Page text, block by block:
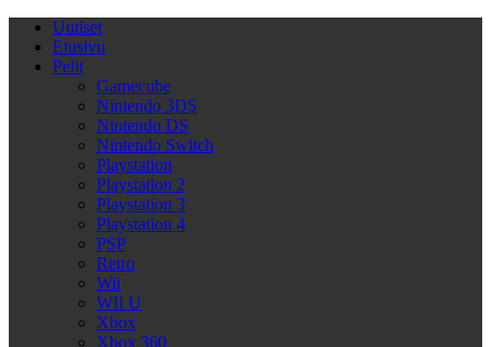
Uutiset
Etusivu
Pelit
Gamecube
Nintendo 3DS
Nintendo DS
Nintendo Switch
Playstation
Playstation 2
Playstation 3
Playstation 4
PSP
Retro
Wii
WII U
Xbox
Xbox 360